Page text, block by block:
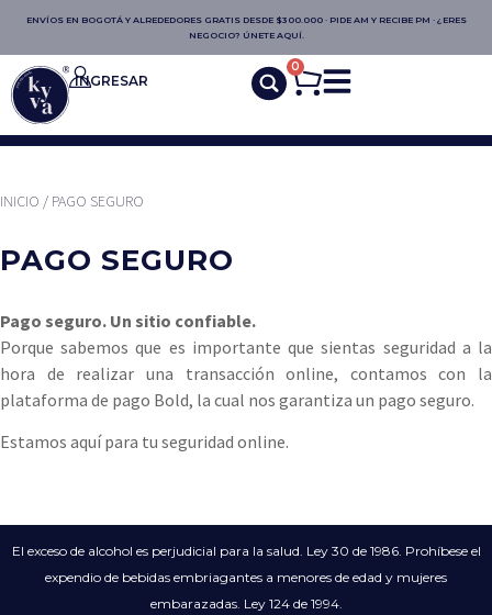
ENVÍOS EN BOGOTÁ Y ALREDEDORES GRATIS DESDE $300.000 · PIDE AM Y RECIBE PM · ¿ERES
NEGOCIO? ÚNETE AQUÍ.
INGRESAR
0
INICIO / PAGO SEGURO
PAGO SEGURO
Pago seguro. Un sitio confiable.
Porque sabemos que es importante que sientas seguridad a la
hora de realizar una transacción online, contamos con la
plataforma de pago Bold, la cual nos garantiza un pago seguro.
Estamos aquí para tu seguridad online.
El exceso de alcohol es perjudicial para la salud. Ley 30 de 1986. Prohíbese el
expendio de bebidas embriagantes a menores de edad y mujeres
embarazadas. Ley 124 de 1994.